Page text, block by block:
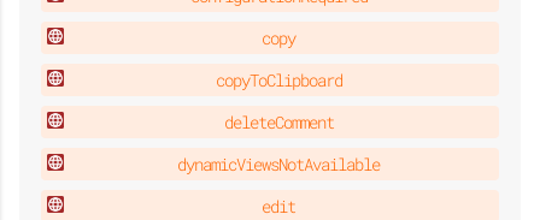
copy
copyToClipboard
deleteComment
dynamicViewsNotAvailable
edit